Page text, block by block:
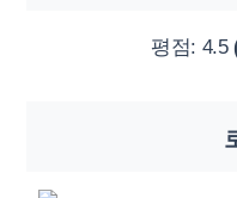
평점: 4.5